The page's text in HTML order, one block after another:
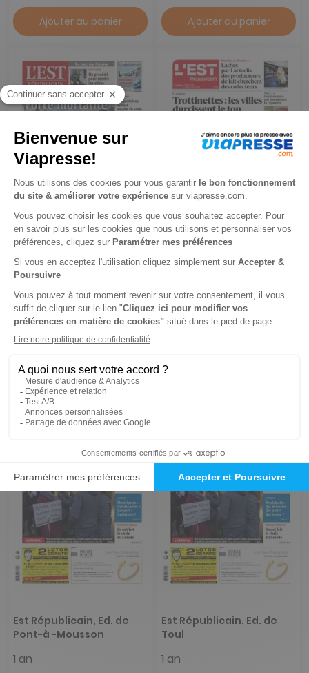
Ajouter au panier Ajouter au panier
Est Républicain, Ed. de
Montbéliard
1 an
530 €
450,50 € -15%
Ajouter au panier
Est Républicain, Ed. de
1 an
530 €
Est Républicain, Ed. de
Pont-à -Mousson
1 an
Est Républicain, Ed. de
Toul
1 an